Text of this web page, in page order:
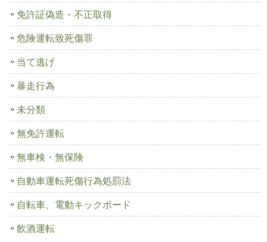
免許証偽造・不正取得
危険運転致死傷罪
当て逃げ
暴走行為
未分類
無免許運転
無車検・無保険
自動車運転死傷行為処罰法
自転車、電動キックボード
飲酒運転